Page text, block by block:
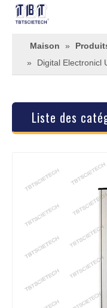
Maison »
»
Digital Electronicl
Liste des